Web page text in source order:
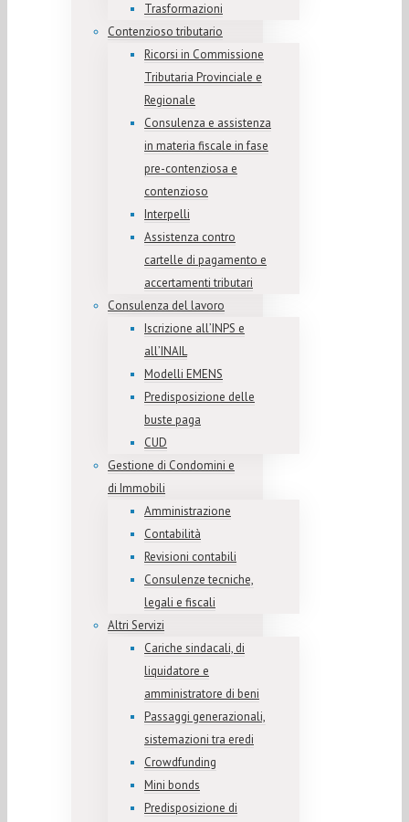
Trasformazioni
Contenzioso tributario
Ricorsi in Commissione
Tributaria Provinciale e
Regionale
Consulenza e assistenza
in materia fiscale in fase
pre-contenziosa e
contenzioso
Interpelli
Assistenza contro
cartelle di pagamento e
accertamenti tributari
Consulenza del lavoro
Iscrizione all’INPS e
all’INAIL
Modelli EMENS
Predisposizione delle
buste paga
CUD
Gestione di Condomini e
di Immobili
Amministrazione
Contabilità
Revisioni contabili
Consulenze tecniche,
legali e fiscali
Altri Servizi
Cariche sindacali, di
liquidatore e
amministratore di beni
Passaggi generazionali,
sistemazioni tra eredi
Crowdfunding
Mini bonds
Predisposizione di